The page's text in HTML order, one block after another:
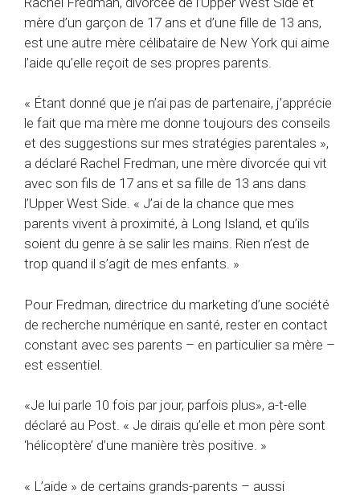
mère d’un garçon de 17 ans et d’une fille de 13 ans,
est une autre mère célibataire de New York qui aime
l’aide qu’elle reçoit de ses propres parents.
« Étant donné que je n’ai pas de partenaire, j’apprécie
le fait que ma mère me donne toujours des conseils
et des suggestions sur mes stratégies parentales »,
a déclaré Rachel Fredman, une mère divorcée qui vit
avec son fils de 17 ans et sa fille de 13 ans dans
l’Upper West Side. « J’ai de la chance que mes
parents vivent à proximité, à Long Island, et qu’ils
soient du genre à se salir les mains. Rien n’est de
trop quand il s’agit de mes enfants. »
Pour Fredman, directrice du marketing d’une société
de recherche numérique en santé, rester en contact
constant avec ses parents – en particulier sa mère –
est essentiel.
«Je lui parle 10 fois par jour, parfois plus», a-t-elle
déclaré au Post. « Je dirais qu’elle et mon père sont
‘hélicoptère’ d’une manière très positive. »
« L’aide » de certains grands-parents – aussi